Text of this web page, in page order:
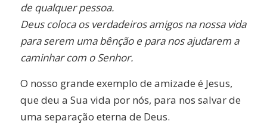
de qualquer pessoa.
Deus coloca os verdadeiros amigos na nossa vida
para serem uma bênção e para nos ajudarem a
caminhar com o Senhor.
O nosso grande exemplo de amizade é Jesus,
que deu a Sua vida por nós, para nos salvar de
uma separação eterna de Deus.